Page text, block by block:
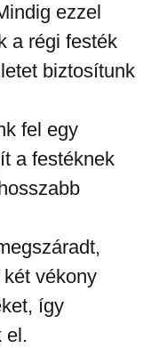
ezzel
a régi festék
biztosítunk
fel egy
a festéknek
vékony
így
el.